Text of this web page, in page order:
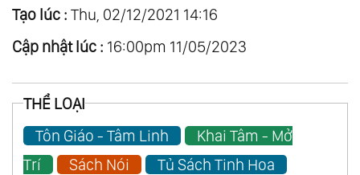
Tạo lúc : Thu, 02/12/2021 14:16
Cập nhật lúc : 16:00pm 11/05/2023
THỂ LOẠI
Tôn Giáo - Tâm Linh
Khai Tâm - Mở
Trí
Sách Nói Tủ Sách Tinh Hoa